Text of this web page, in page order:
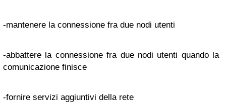
-mantenere la connessione fra due nodi utenti
-abbattere la connessione fra due nodi utenti quando la
comunicazione finisce
-fornire servizi aggiuntivi della rete